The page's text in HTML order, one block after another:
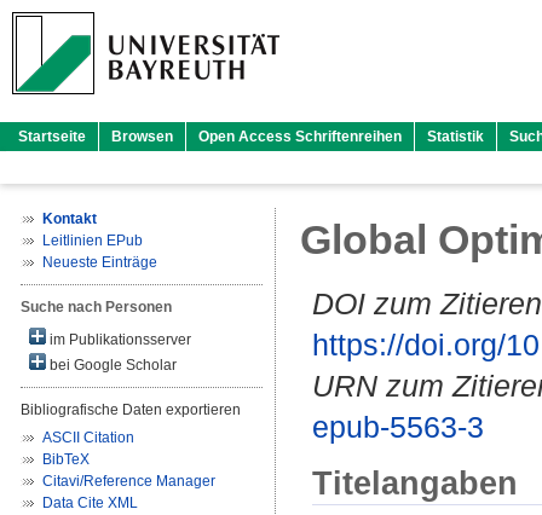
Startseite Browsen Open Access Schriftenreihen Statistik
Kontakt
Leitlinien EPub
Neueste Einträge
Suche nach Personen
im Publikationsserver
bei Google Scholar
Bibliografische Daten exportieren
ASCII Citation
BibTeX
Citavi/Reference Manager
Data Cite XML
Global
DOI zum
https://doi.org/
URN zum
epub-5563-3
Titelangaben